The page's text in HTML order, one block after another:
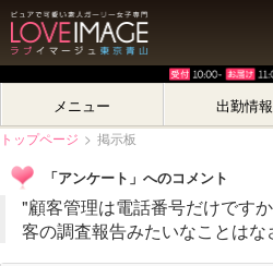
メニュー 出勤情報
トップページ > 掲示板
「アンケート」へのコメント
"顧客管理は電話番号だけです
客の調査報告みたいなことは